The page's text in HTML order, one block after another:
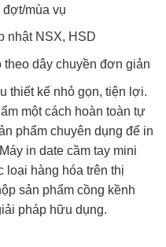
đợt/mùa vụ
nhật NSX, HSD
dây chuyền đơn giản
thiết kế nhỏ gọn, tiện lợi.
một cách hoàn toàn tự
phẩm chuyên dụng để in
in date cầm tay mini
hàng hóa trên thị
sản phẩm cồng kềnh
pháp hữu dụng.